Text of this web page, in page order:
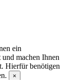
ein
machen Ihnen
Hierfür benötigen
×